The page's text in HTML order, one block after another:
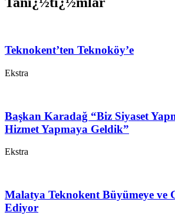
Teknokent’ten Teknoköy’e
Ekstra
Başkan Karadağ “Biz Siyaset
Hizmet Yapmaya Geldik”
Ekstra
Malatya Teknokent Büyümeye ve
Ediyor